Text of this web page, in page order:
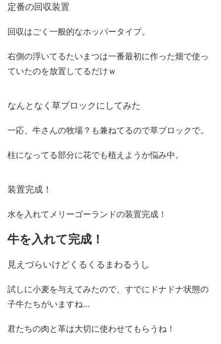
定番の回収装置
回収はごく一般的なホッパータイプ。
右側の浮いてるたいまつは一番最初に作った畑で使っ
ていたのを放置してるだけｗ
なんとなく草ブロックにしてみた
一応、牛さんの牧場？も兼ねてるので草ブロックで。
柱になってる部分に花でも植えようか悩み中。
装置完成！
水を入れてメリーゴーランドの装置完成！
牛を入れて完成！
見えづらいけどくるくるまわるうし
試しに小麦を与えてみたので、すでにドナドナ状態の
子牛たちがいますね…
君たちの肉と革は大切に使わせてもらうね！